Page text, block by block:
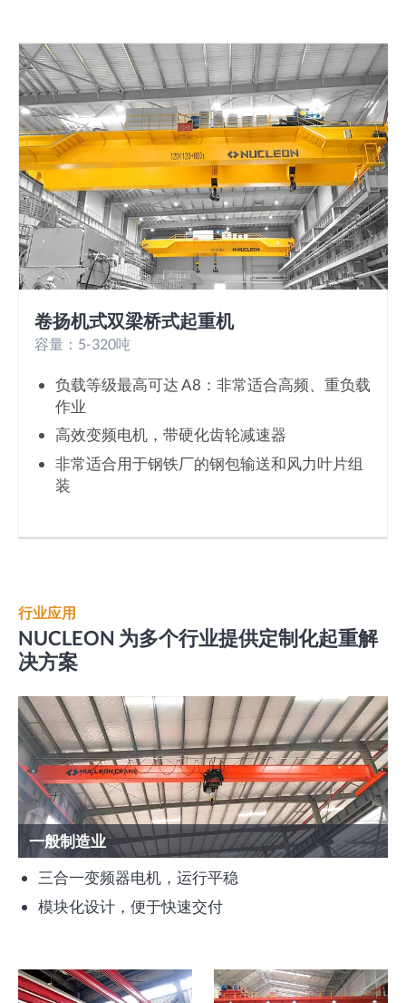
卷扬机式双梁桥式起重机
容量：5-320吨
负载等级最高可达 A8：非常适合高频、重负载
作业
高效变频电机，带硬化齿轮减速器
非常适合用于钢铁厂的钢包输送和风力叶片组
装
行业应用
NUCLEON 为多个行业提供定制化起重解
决方案
一般制造业
三合一变频器电机，运行平稳
模块化设计，便于快速交付